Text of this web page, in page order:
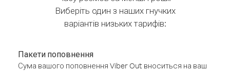
Виберіть один з наших гнучких
варіантів низьких тарифів:
Пакети поповнення
Сума вашого поповнення Viber Out вноситься на ваш